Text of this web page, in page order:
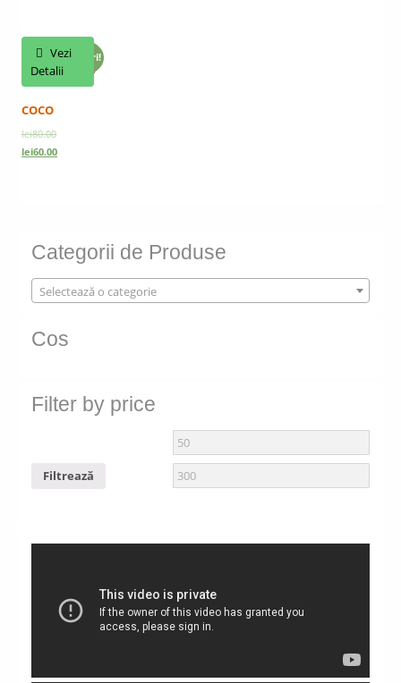
FeaturedReduceri!
Vezi
Detalii
COCO
lei80.00
lei60.00
Categorii de Produse
Selectează o categorie
Cos
Filter by price
Filtrează